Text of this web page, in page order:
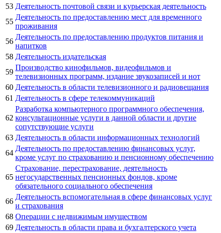
53 Деятельность почтовой связи и курьерская деятельность
55
Деятельность по предоставлению мест для временного
проживания
56
Деятельность по предоставлению продуктов питания и
напитков
58 Деятельность издательская
59
Производство кинофильмов, видеофильмов и
телевизионных программ, издание звукозаписей и нот
60 Деятельность в области телевизионного и радиовещания
61 Деятельность в сфере телекоммуникаций
62
Разработка компьютерного программного обеспечения,
консультационные услуги в данной области и другие
сопутствующие услуги
63 Деятельность в области информационных технологий
64
Деятельность по предоставлению финансовых услуг,
кроме услуг по страхованию и пенсионному обеспечению
65
Страхование, перестрахование, деятельность
негосударственных пенсионных фондов, кроме
обязательного социального обеспечения
66
Деятельность вспомогательная в сфере финансовых услуг
и страхования
68 Операции с недвижимым имуществом
69 Деятельность в области права и бухгалтерского учета